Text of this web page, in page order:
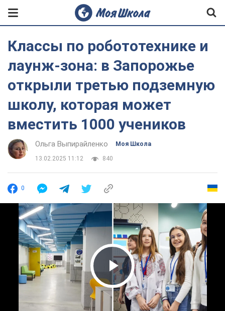
Классы по робототехнике и
лаунж-зона: в Запорожье
открыли третью подземную
школу, которая может
вместить 1000 учеников
Ольга Выпирайленко Моя Школа
13.02.2025 11:12 840
0
Play Video